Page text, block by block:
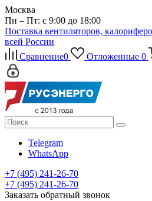
Москва
Пн – Пт: с 9:00 до 18:00
Поставка вентиляторов,
всей России
Сравнение0 Отложенные 0
Telegram
WhatsApp
+7 (495) 241-26-70
+7 (495) 241-26-70
Заказать обратный звонок